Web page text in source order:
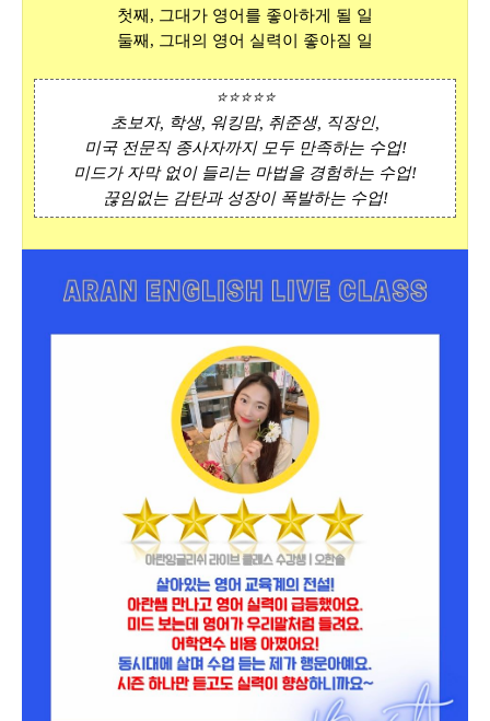
첫째, 그대가 영어를 좋아하게 될 일
둘째, 그대의 영어 실력이 좋아질 일
⭐⭐⭐⭐⭐
초보자, 학생, 워킹맘, 취준생, 직장인,
미국 전문직 종사자까지 모두 만족하는 수업!
미드가 자막 없이 들리는 마법을 경험하는 수업!
끊임없는 감탄과 성장이 폭발하는 수업!